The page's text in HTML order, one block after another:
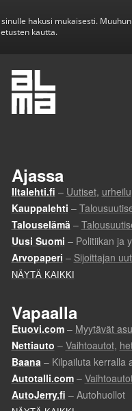
hakusi mukaisesti. Muuhun
kautta.